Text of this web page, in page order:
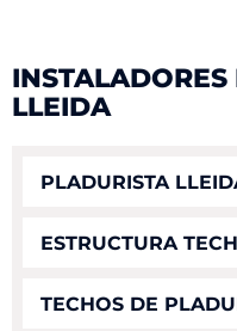
LLEIDA
PLADURISTA
ESTRUCTURA
TECHOS DE